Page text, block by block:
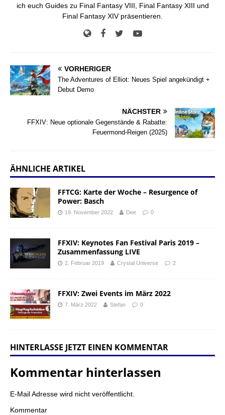
ich euch Guides zu Final Fantasy VIII, Final Fantasy XIII und
Final Fantasy XIV präsentieren.
VORHERIGER
The Adventures of Elliot: Neues Spiel angekündigt +
Debut Demo
NÄCHSTER
FFXIV: Neue optionale Gegenstände & Rabatte:
Feuermond-Reigen (2025)
ÄHNLICHE ARTIKEL
FFTCG: Karte der Woche – Resurgence of
Power: Basch
19. November 2022 Dee 0
FFXIV: Keynotes Fan Festival Paris 2019 –
Zusammenfassung LIVE
2. Februar 2019 Crystal Universe 2
FFXIV: Zwei Events im März 2022
7. März 2022 Stefan 0
HINTERLASSE JETZT EINEN KOMMENTAR
Kommentar hinterlassen
E-Mail Adresse wird nicht veröffentlicht.
Kommentar